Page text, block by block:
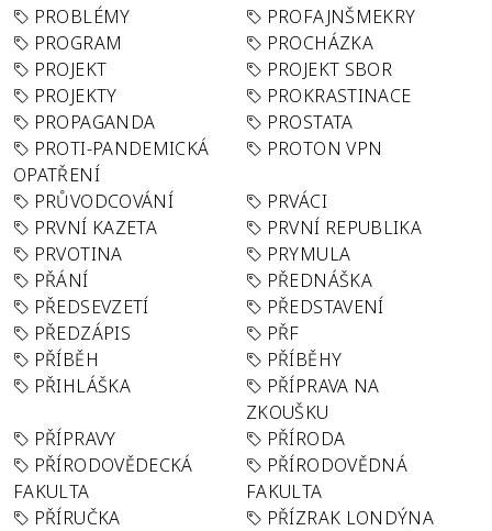
PROBLÉMY
PROFAJNŠMEKRY
PROGRAM
PROCHÁZKA
PROJEKT
PROJEKT SBOR
PROJEKTY
PROKRASTINACE
PROPAGANDA
PROSTATA
PROTI-PANDEMICKÁ
OPATŘENÍ
PROTON VPN
PRŮVODCOVÁNÍ
PRVÁCI
PRVNÍ KAZETA
PRVNÍ REPUBLIKA
PRVOTINA
PRYMULA
PŘÁNÍ
PŘEDNÁŠKA
PŘEDSEVZETÍ
PŘEDSTAVENÍ
PŘEDZÁPIS
PŘF
PŘÍBĚH
PŘÍBĚHY
PŘIHLÁŠKA
PŘÍPRAVA NA
ZKOUŠKU
PŘÍPRAVY
PŘÍRODA
PŘÍRODOVĚDECKÁ
FAKULTA
PŘÍRODOVĚDNÁ
FAKULTA
PŘÍRUČKA
PŘÍZRAK LONDÝNA